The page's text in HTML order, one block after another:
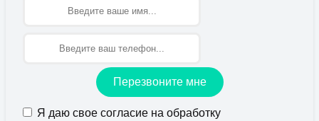
Перезвоните мне
Я даю свое согласие на обработку